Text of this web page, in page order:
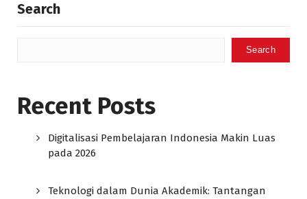
Search
Search
Recent Posts
Digitalisasi Pembelajaran Indonesia Makin Luas
pada 2026
Teknologi dalam Dunia Akademik: Tantangan